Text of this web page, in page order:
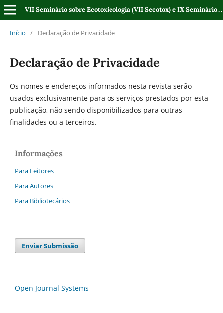
VII Seminário sobre Ecotoxicologia (VII Secotox) e IX Seminário Regional sobre Gestão de Recursos Hídricos (IX SRHidro)
Início / Declaração de Privacidade
Declaração de Privacidade
Os nomes e endereços informados nesta revista serão
usados exclusivamente para os serviços prestados por esta
publicação, não sendo disponibilizados para outras
finalidades ou a terceiros.
Informações
Para Leitores
Para Autores
Para Bibliotecários
Enviar Submissão
Open Journal Systems